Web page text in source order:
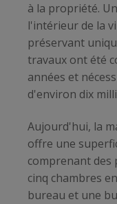
à la propriété.
l'intérieur de la
préservant
travaux ont été
années et
d'environ dix
Aujourd'hui, la
offre une
comprenant des
cinq chambres
bureau et une